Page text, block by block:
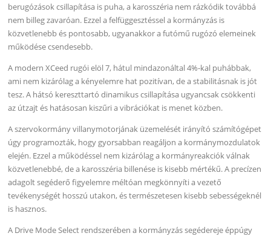
berugózások csillapítása is puha, a karosszéria nem rázkódik továbbá
nem billeg zavaróan. Ezzel a felfüggesztéssel a kormányzás is
közvetlenebb és pontosabb, ugyanakkor a futómű rugózó elemeinek
működése csendesebb.
A modern XCeed rugói elöl 7, hátul mindazonáltal 4%-kal puhábbak,
ami nem kizárólag a kényelemre hat pozitívan, de a stabilitásnak is jót
tesz. A hátsó kereszttartó dinamikus csillapítása ugyancsak csökkenti
az útzajt és hatásosan kiszűri a vibrációkat is menet közben.
A szervokormány villanymotorjának üzemelését irányító számítógépet
úgy programozták, hogy gyorsabban reagáljon a kormánymozdulatok
elején. Ezzel a működéssel nem kizárólag a kormányreakciók válnak
közvetlenebbé, de a karosszéria billenése is kisebb mértékű. A precízen
adagolt segéderő figyelemre méltóan megkönnyíti a vezető
tevékenységét hosszú utakon, és természetesen kisebb sebességeknél
is hasznos.
A Drive Mode Select rendszerében a kormányzás segédereje éppúgy